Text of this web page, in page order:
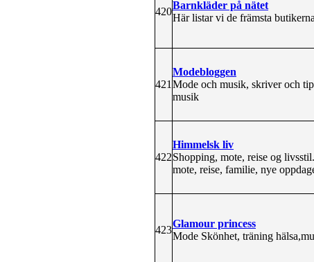
420
Barnkläder på nätet
Här listar vi de främsta
421
Modebloggen
Mode och musik, skriver och
musik
422
Himmelsk liv
Shopping, mote, reise og
mote, reise, familie, nye
423
Glamour princess
Mode Skönhet, träning